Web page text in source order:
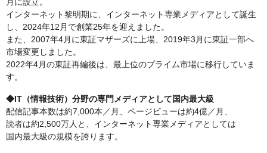
月に設立。
インターネット黎明期に、インターネット専業メディアとして誕生
し、2024年12月で創業25年を迎えました。
また、2007年4月に東証マザーズに上場、2019年3月に東証一部へ
市場変更しました。
2022年4月の東証再編後は、最上位のプライム市場に移行していま
す。
◆IT（情報技術）分野の専門メディアとして国内最大級
配信記事本数は約7,000本／月、ページビューは約4億／月、
読者は約2,500万人と、インターネット専業メディアとしては
国内最大級の規模を誇ります。